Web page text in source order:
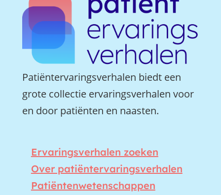
Patiëntervaringsverhalen biedt een
grote collectie ervaringsverhalen voor
en door patiënten en naasten.
Ervaringsverhalen zoeken
Over patiëntervaringsverhalen
Patiëntenwetenschappen